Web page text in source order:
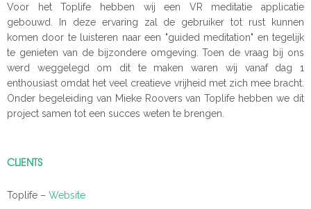
Voor het Toplife hebben wij een VR meditatie applicatie
gebouwd. In deze ervaring zal de gebruiker tot rust kunnen
komen door te luisteren naar een "guided meditation" en tegelijk
te genieten van de bijzondere omgeving. Toen de vraag bij ons
werd weggelegd om dit te maken waren wij vanaf dag 1
enthousiast omdat het veel creatieve vrijheid met zich mee bracht.
Onder begeleiding van Mieke Roovers van Toplife hebben we dit
project samen tot een succes weten te brengen.
CLIENTS
Toplife – Website